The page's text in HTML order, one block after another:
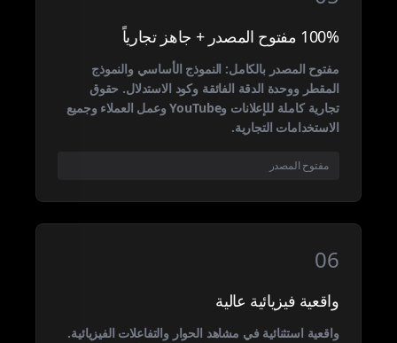
100% مفتوح المصدر + جاهز تجارياً
مفتوح المصدر بالكامل: النموذج الأساسي والنموذج
المقطر ووحدة الدقة الفائقة وكود الاستدلال. حقوق
تجارية كاملة للإعلانات وYouTube وعمل العملاء وجميع
الاستخدامات التجارية.
مفتوح المصدر
06
واقعية فيزيائية عالية
واقعية استثنائية في مشاهد الحوار والتفاعلات الفيزيائية.